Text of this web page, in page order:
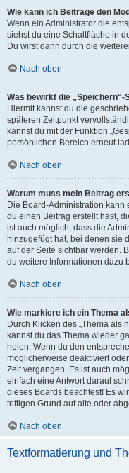
Wie kann ich Beiträge den
Wenn ein Administrator die
siehst du eine Schaltfläche in
Du wirst dann durch die
Nach oben
Was bewirkt die
Hiermit kannst du die
späteren Zeitpunkt
kannst du mit der Funktion
persönlichen Bereich erneut
Nach oben
Warum muss mein Beitrag
Die Board-Administration
du einen Beitrag erstellt hast,
ist auch möglich, dass die
hinzugefügt hat, bei denen sie
auf der Seite sichtbar werden.
du weitere Informationen dazu
Nach oben
Wie markiere ich ein Thema
Durch Klicken des „Thema als
kannst du das Thema wieder
holen. Wenn du den
möglicherweise deaktiviert
Zeit vergangen. Es ist auch
einfach eine Antwort darauf
dieses Boards beachtest! Es
triftigen Grund auf alte oder
Nach oben
Textformatierung und